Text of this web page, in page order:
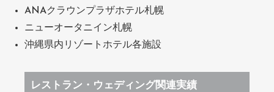
ANAクラウンプラザホテル札幌
ニューオータニイン札幌
沖縄県内リゾートホテル各施設
レストラン・ウェディング関連実績